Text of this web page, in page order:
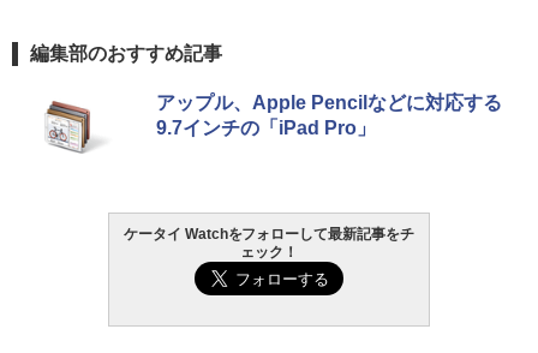
編集部のおすすめ記事
アップル、Apple Pencilなどに対応する
9.7インチの「iPad Pro」
ケータイ Watchをフォローして最新記事をチ
ェック！